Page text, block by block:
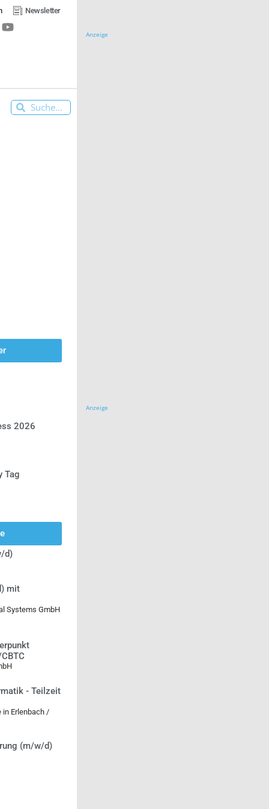
Newsletter
2026
Tag
d)
mit
Systems GmbH
- Teilzeit
in Erlenbach /
(m/w/d)
Anzeige
Anzeige